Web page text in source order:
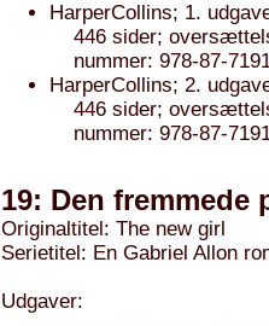
HarperCollins; 1.
446 sider;
nummer: 978-87-
HarperCollins; 2.
446 sider;
nummer: 978-87-
19: Den fremmede
Originaltitel: The new girl
Serietitel: En Gabriel Allon
Udgaver: